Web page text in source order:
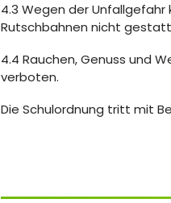
4.3 Wegen der
Rutschbahnen nicht
4.4 Rauchen, Genuss und
verboten.
Die Schulordnung tritt mit